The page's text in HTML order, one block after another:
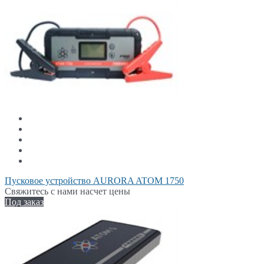
Пусковое устройство AURORA ATOM 1750
Свяжитесь с нами насчет цены
Под заказ